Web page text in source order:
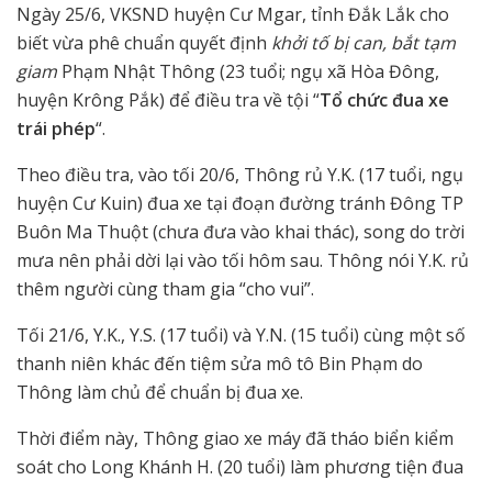
Ngày 25/6, VKSND huyện Cư Mgar, tỉnh Đắk Lắk cho
biết vừa phê chuẩn quyết định khởi tố bị can, bắt tạm
giam Phạm Nhật Thông (23 tuổi; ngụ xã Hòa Đông,
huyện Krông Pắk) để điều tra về tội “Tổ chức đua xe
trái phép“.
Theo điều tra, vào tối 20/6, Thông rủ Y.K. (17 tuổi, ngụ
huyện Cư Kuin) đua xe tại đoạn đường tránh Đông TP
Buôn Ma Thuột (chưa đưa vào khai thác), song do trời
mưa nên phải dời lại vào tối hôm sau. Thông nói Y.K. rủ
thêm người cùng tham gia “cho vui”.
Tối 21/6, Y.K., Y.S. (17 tuổi) và Y.N. (15 tuổi) cùng một số
thanh niên khác đến tiệm sửa mô tô Bin Phạm do
Thông làm chủ để chuẩn bị đua xe.
Thời điểm này, Thông giao xe máy đã tháo biển kiểm
soát cho Long Khánh H. (20 tuổi) làm phương tiện đua